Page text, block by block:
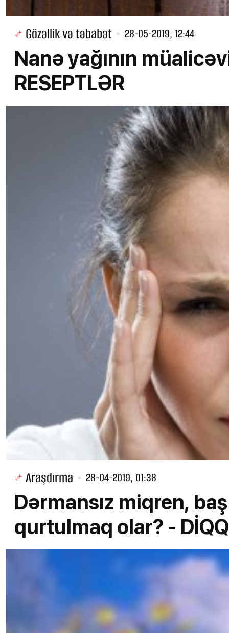
Gözəllik və təbabət 28-05-2019, 12:44
Nanə yağının
RESEPTLƏR
Araşdırma 28-04-2019, 01:38
Dərmansız miqren,
qurtulmaq olar? -